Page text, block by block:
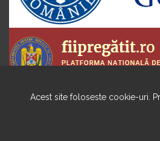
Acest site foloseste cookie-uri.